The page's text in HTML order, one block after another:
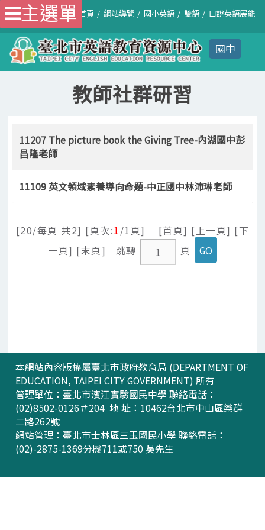
國中
首頁 網站導覽 國小英語 雙語 口說英語展能
主選單
教師社群研習
11207 The picture book the Giving Tree-內湖國中彭
昌隆老師
11109 英文領域素養導向命題-中正國中林沛琳老師
[20/每頁 共2] [頁次:1 /1頁] [首頁] [上一頁] [下
一頁] [末頁] 跳轉 頁
本網站內容版權屬臺北市政府教育局 (DEPARTMENT OF
EDUCATION, TAIPEI CITY GOVERNMENT) 所有
管理單位：臺北市濱江實驗國民中學 聯絡電話：
(02)8502-0126＃204 地 址：10462台北市中山區樂群
二路262號
網站管理：臺北市士林區三玉國民小學 聯絡電話：
(02)-2875-1369分機711或750 吳先生